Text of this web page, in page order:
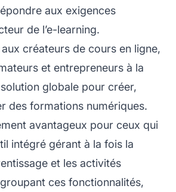
aux exigences
de l’e-learning.
aux créateurs de cours en ligne,
et entrepreneurs à la
globale pour créer,
des formations numériques.
avantageux pour ceux qui
intégré gérant à la fois la
et les activités
ces fonctionnalités,